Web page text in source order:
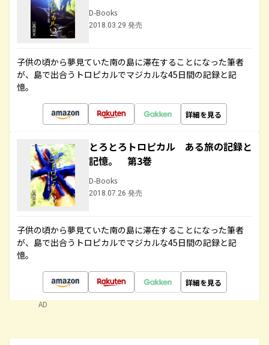
D-Books
2018.03.29 発売
子供の頃から夢見ていた南の島に滞在することになった筆者
が、島で出合うトロピカルでマジカルな45日間の記録と記
憶。
詳細を見る
とろとろトロピカル ある旅の記録と
記憶。 第3巻
D-Books
2018.07.26 発売
子供の頃から夢見ていた南の島に滞在することになった筆者
が、島で出合うトロピカルでマジカルな45日間の記録と記
憶。
詳細を見る
AD